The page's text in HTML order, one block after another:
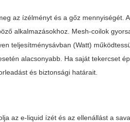
az ízélményt és a gőz mennyiségét.
alkalmazásokhoz. Mesh-coilok
teljesítménysávban (Watt)
alacsonyabb. Ha saját tekercset
és biztonsági határait.
az e-liquid ízét és az ellenállást a